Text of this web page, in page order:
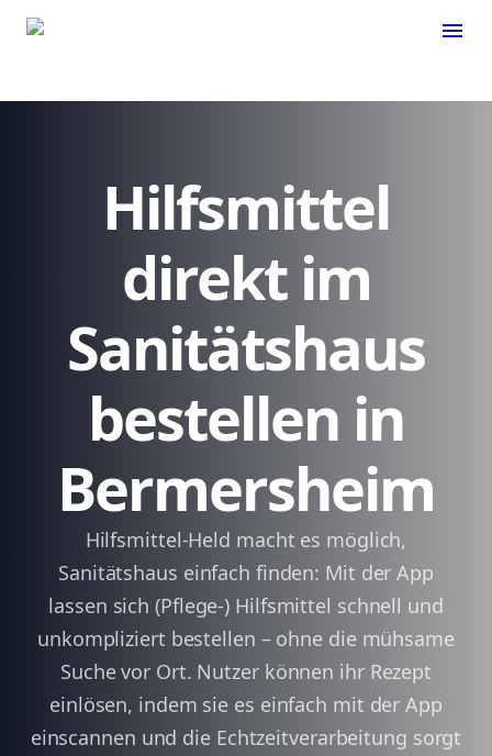
menu
Hilfsmittel
direkt im
Sanitätshaus
bestellen in
Bermersheim
Hilfsmittel-Held macht es möglich,
Sanitätshaus einfach finden: Mit der App
lassen sich (Pflege-) Hilfsmittel schnell und
unkompliziert bestellen – ohne die mühsame
Suche vor Ort. Nutzer können ihr Rezept
einlösen, indem sie es einfach mit der App
einscannen und die Echtzeitverarbeitung sorgt